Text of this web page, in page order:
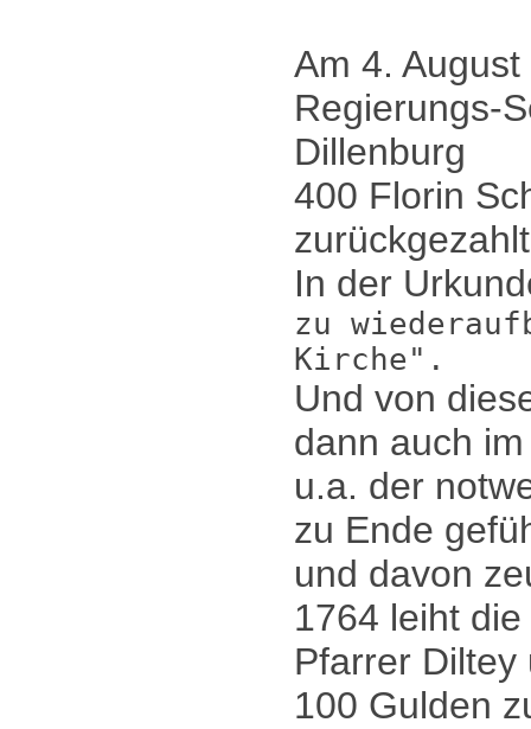
Am 4.
Regierungs-
Dillenburg
400 Florin
In der
zu
Kirche".
Und von
dann auch
u.a. der
zu Ende
und davon
1764 leiht
Pfarrer
100 Gulden